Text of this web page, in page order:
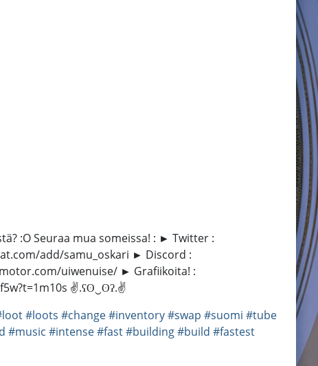
:O Seuraa mua someissa! : ► Twitter :
add/samu_oskari ► Discord :
uiwenuise/ ► Grafiikoita! :
✌.ʕʘ‿ʘʔ.✌
#loots #change#inventory#swap #suomi #tube
#music #intense#fast#building#build #fastest